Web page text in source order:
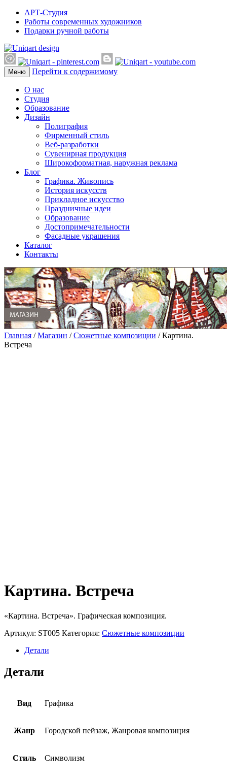
АРТ-Студия
Работы современных художников
Подарки ручной работы
Меню Перейти к содержимому
О нас
Студия
Образование
Дизайн
Полиграфия
Фирменный стиль
Веб-разработки
Сувенирная продукция
Широкоформатная, наружная реклама
Блог
Графика. Живопись
История искусств
Прикладное искусство
Праздничные идеи
Образование
Достопримечательности
Фасадные украшения
Каталог
Контакты
Главная /Магазин /Сюжетные композиции / Картина.
Встреча
Картина. Встреча
«Картина. Встреча». Графическая композиция.
Артикул: ST005 Категория: Сюжетные композиции
Детали
Детали
Вид Графика
Жанр Городской пейзаж, Жанровая композиция
Стиль Символизм